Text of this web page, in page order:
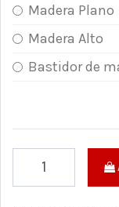
Madera Plano
Madera Alto
Bastidor de